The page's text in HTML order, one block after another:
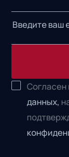
Согласен
данных,